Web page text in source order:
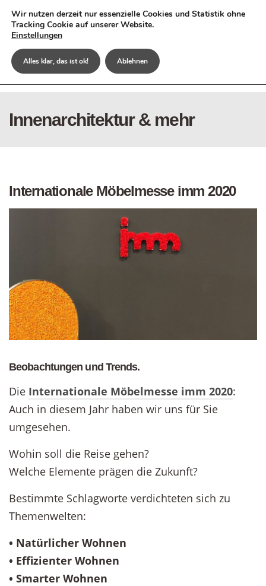
Monika Poethke, Dipl. Ing. Innenarchitektin
Fon 07 31 . 9 21 71 17
IMRAUM Planungen
Innenarchitektur in Ulm
Innenarchitektur & mehr
Internationale Möbelmesse imm 2020
Beobachtungen und Trends.
Die Internationale Möbelmesse imm 2020:
Auch in diesem Jahr haben wir uns für Sie
umgesehen.
Wohin soll die Reise gehen?
Welche Elemente prägen die Zukunft?
Bestimmte Schlagworte verdichteten sich zu
Themenwelten:
• Natürlicher Wohnen
• Effizienter Wohnen
• Smarter Wohnen
Wir nutzen derzeit nur essenzielle Cookies und Statistik ohne
Tracking Cookie auf unserer Website.
Einstellungen
Alles klar, das ist ok! Ablehnen